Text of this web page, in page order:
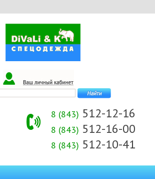
8 (843) 512-12-16
8 (843) 512-16-00
8 (843) 512-10-41